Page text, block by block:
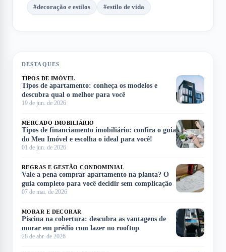
#decoração e estilos #estilo de vida
DESTAQUES
TIPOS DE IMÓVEL
Tipos de apartamento: conheça os modelos e
descubra qual o melhor para você
19 de jun. de 2026
MERCADO IMOBILIÁRIO
Tipos de financiamento imobiliário: confira o guia
do Meu Imóvel e escolha o ideal para você!
01 de jun. de 2026
REGRAS E GESTÃO CONDOMINIAL
Vale a pena comprar apartamento na planta? O
guia completo para você decidir sem complicação
07 de mai. de 2026
MORAR E DECORAR
Piscina na cobertura: descubra as vantagens de
morar em prédio com lazer no rooftop
28 de abr. de 2026